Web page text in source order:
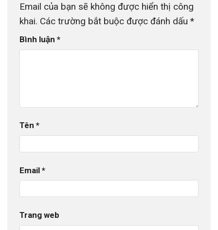
Email của bạn sẽ không được hiển thị công
khai. Các trường bắt buộc được đánh dấu *
Bình luận *
Tên *
Email *
Trang web